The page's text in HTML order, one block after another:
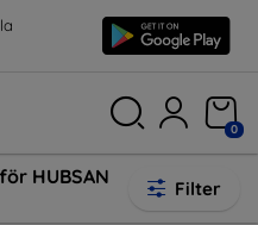
0
HUBSAN
Filter